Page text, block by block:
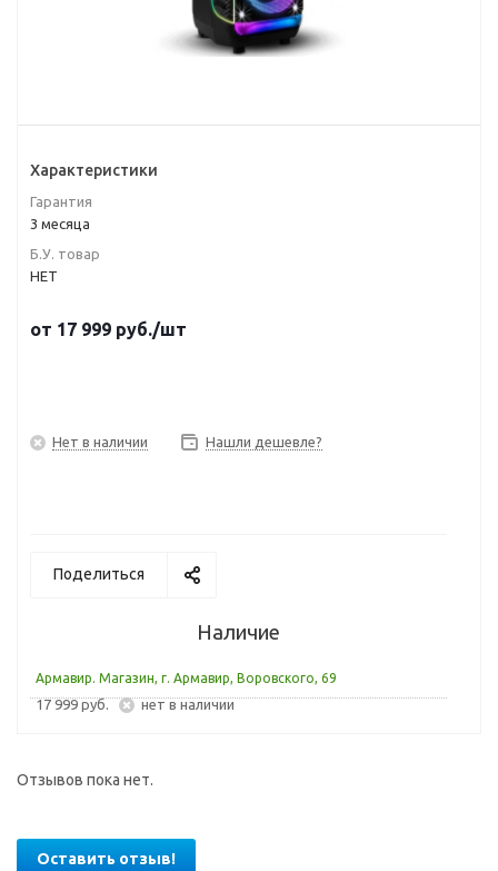
Характеристики
Гарантия
3 месяца
Б.У. товар
НЕТ
от 17 999 руб./шт
Нет в наличии Нашли дешевле?
Поделиться
Наличие
Армавир. Магазин, г. Армавир, Воровского, 69
17 999 руб. Нет в наличии
Отзывов пока нет.
Оставить отзыв!